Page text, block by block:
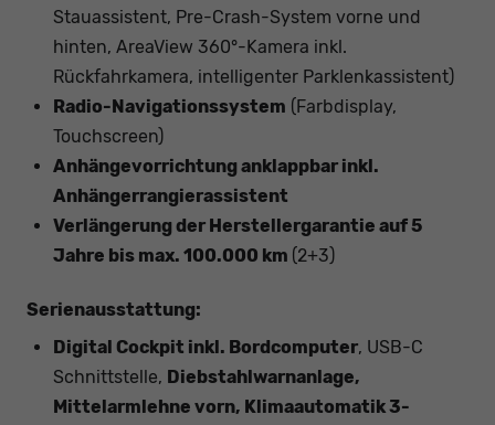
Stauassistent, Pre-Crash-System vorne und
hinten, AreaView 360°-Kamera inkl.
Rückfahrkamera, intelligenter Parklenkassistent)
Radio-Navigationssystem (Farbdisplay,
Touchscreen)
Anhängevorrichtung anklappbar inkl.
Anhängerrangierassistent
Verlängerung der Herstellergarantie auf 5
Jahre bis max. 100.000 km (2+3)
Serienausstattung:
Digital Cockpit inkl. Bordcomputer, USB-C
Schnittstelle, Diebstahlwarnanlage,
Mittelarmlehne vorn, Klimaautomatik 3-